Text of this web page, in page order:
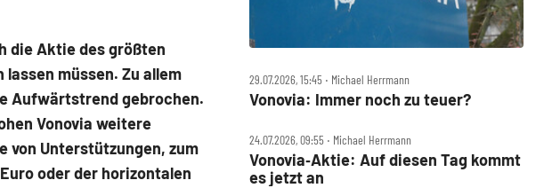
die Aktie des größten
müssen. Zu allem
Aufwärtstrend gebrochen.
Vonovia weitere
von Unterstützungen, zum
oder der horizontalen
29.07.2026, 15:45 ‧ Michael Herrmann
Vonovia: Immer noch zu teuer?
24.07.2026, 09:55 ‧ Michael Herrmann
Vonovia‑Aktie: Auf diesen Tag kommt
es jetzt an